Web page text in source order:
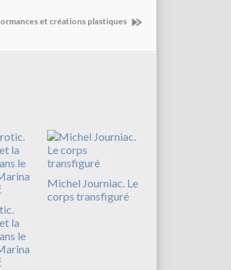
et créations plastiques
la
le
Michel Journiac. Le
corps transfiguré